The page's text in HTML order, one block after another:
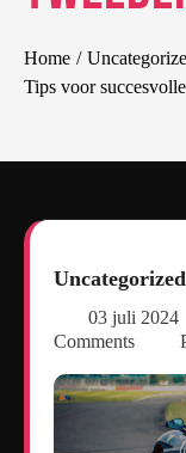
Home
Tips voor
Uncategorized
03 juli 2024
Comments